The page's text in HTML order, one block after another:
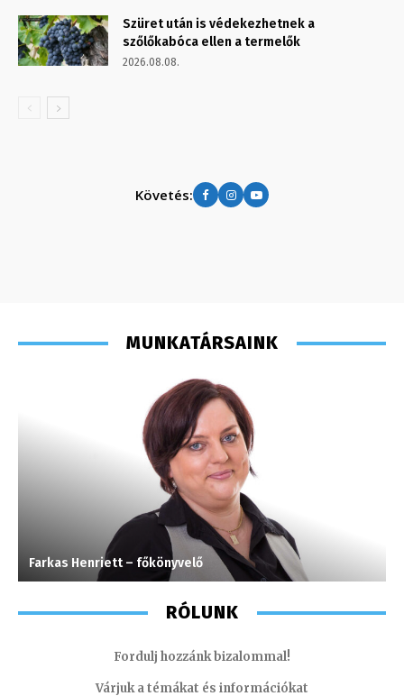
Szüret után is védekezhetnek a
szőlőkabóca ellen a termelők
2026.08.08.
Követés:
MUNKATÁRSAINK
Farkas Henriett – főkönyvelő
RÓLUNK
Fordulj hozzánk bizalommal!
Várjuk a témákat és információkat